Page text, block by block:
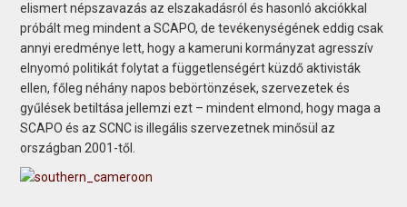
elismert népszavazás az elszakadásról és hasonló akciókkal
próbált meg mindent a SCAPO, de tevékenységének eddig csak
annyi eredménye lett, hogy a kameruni kormányzat agresszív
elnyomó politikát folytat a függetlenségért küzdő aktivisták
ellen, főleg néhány napos bebörtönzések, szervezetek és
gyűlések betiltása jellemzi ezt – mindent elmond, hogy maga a
SCAPO és az SCNC is illegális szervezetnek minősül az
országban 2001-től.